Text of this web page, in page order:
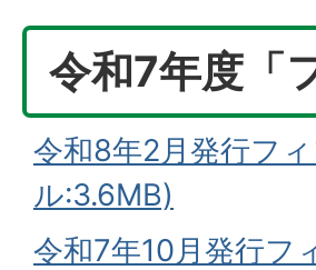
令和7年度「
令和8年2月発行フ
ル:3.6MB)
令和7年10月発行フ